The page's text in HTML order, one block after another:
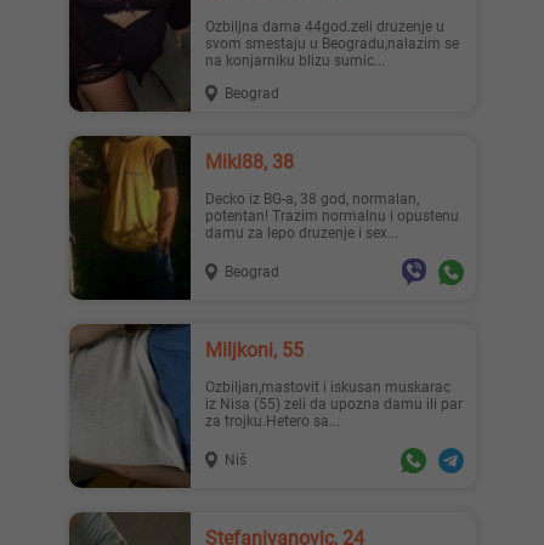
ozbiljna dama 44god.zeli druzenje u
svom smestaju u Beogradu,nalazim se
na konjarniku blizu sumic...
Beograd
Miki88, 38
Decko iz BG-a, 38 god, normalan,
potentan! Trazim normalnu i opustenu
damu za lepo druzenje i sex...
Beograd
Miljkoni, 55
Ozbiljan,mastovit i iskusan muskarac
iz Nisa (55) zeli da upozna damu ili par
za trojku.Hetero sa...
Niš
Stefanivanovic, 24